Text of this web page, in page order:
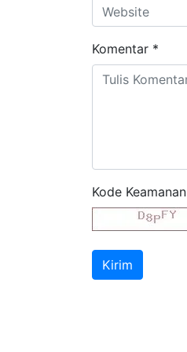
Komentar *
Kode Keamanan